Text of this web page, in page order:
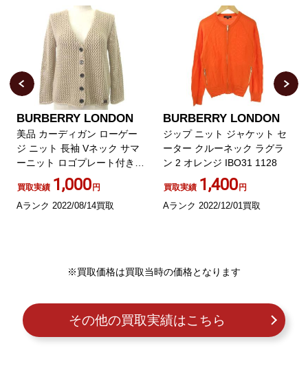
BURBERRY LONDON
美品 カーディガン ローゲー
ジ ニット 長袖 Vネック サマ
ーニット ロゴプレート付き
三陽商会 1 ベージュ SM0
買取実績 1,000円
Aランク 2022/08/14買取
BURBERRY LONDON
ジップ ニット ジャケット セ
ーター クルーネック ラグラ
ン 2 オレンジ IBO31 1128
買取実績 1,400円
Aランク 2022/12/01買取
※買取価格は買取当時の価格となります
その他の買取実績はこちら